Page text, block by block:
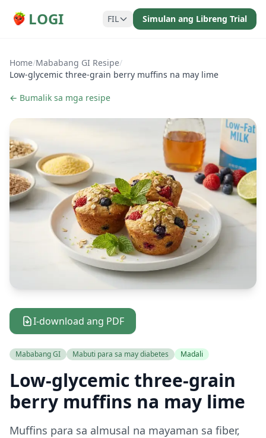
LOGI FIL Simulan ang Libreng Trial
Home/Mababang GI Resipe/
Low-glycemic three-grain berry muffins na may lime
← Bumalik sa mga resipe
I-download ang PDF
Mababang GI Mabuti para sa may diabetes Madali
Low-glycemic three-grain
berry muffins na may lime
Muffins para sa almusal na mayaman sa fiber,